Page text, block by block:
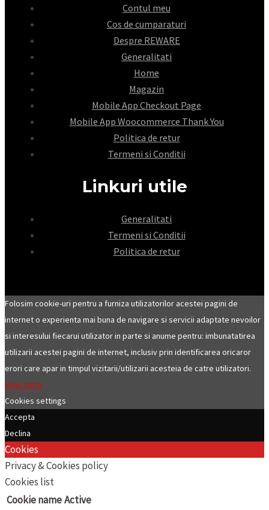
Contul meu
Cos de cumparaturi
Despre REWARE
Generalitati
Home
Magazin
Mobile App Checkout Page
Mobile App Woocommerce Thank You
Politica de retur
Termeni si Conditii
Linkuri utile
Generalitati
Termeni si Conditii
Politica de retur
Folosim cookie-uri pentru a furniza utilizatorilor acestei pagini de
internet o experienta mai buna de navigare si servicii adaptate nevoilor
si interesului fiecarui utilizator in parte si anume pentru: imbunatatirea
utilizarii acestei pagini de internet, inclusiv prin identificarea oricaror
erori care apar in timpul vizitarii/utilizarii acesteia de catre utilizatori.
View more
Cookies settings
Accepta
Declina
Cookies
Privacy & Cookies policy
Cookies list
Cookie nameActive